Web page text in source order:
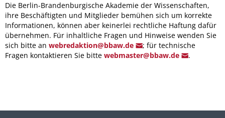
Die Berlin-Brandenburgische Akademie der Wissenschaften,
ihre Beschäftigten und Mitglieder bemühen sich um korrekte
Informationen, können aber keinerlei rechtliche Haftung dafür
übernehmen. Für inhaltliche Fragen und Hinweise wenden Sie
sich bitte an webredaktion@bbaw.de
; für technische
Fragen kontaktieren Sie bitte webmaster@bbaw.de .